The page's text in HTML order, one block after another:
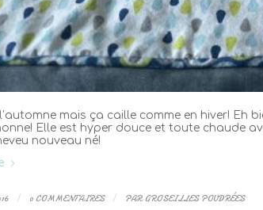
l’automne mais ça caille comme en hiver!
Elle est hyper douce et toute chaude
nouveau né!
/ 0 COMMENTAIRES / PAR GROSEILLES POUDRÉES